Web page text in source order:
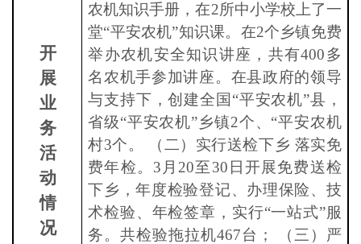
开
展
业
务
活
动
情
况
农机知识手册，在2所中小学校上了一
堂“平安农机”知识课。在2个乡镇免费
举办农机安全知识讲座，共有400多
名农机手参加讲座。在县政府的领导
与支持下，创建全国“平安农机”县，
省级“平安农机”乡镇2个、“平安农机
村3个。 （二）实行送检下乡 落实免
费年检。3月20至30日开展免费送检
下乡，年度检验登记、办理保险、技
术检验、年检签章，实行“一站式”服
务。共检验拖拉机467台； （三）严